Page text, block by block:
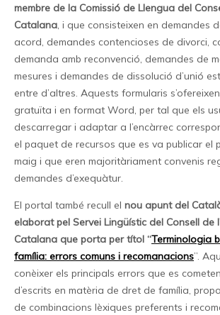
membre de la Comissió de Llengua del
Catalana, i que consisteixen en demandes
acord, demandes contencioses de divorci,
demanda amb reconvenció, demandes de
mesures i demandes de dissolució d’unió
entre d’altres. Aquests formularis
gratuïta i en format Word, per tal que els
descarregar i adaptar a l’encàrrec
el paquet de recursos que es va publicar el
maig i que eren majoritàriament convenis
demandes d’exequàtur.
El portal també recull el nou apunt del
elaborat pel Servei Lingüístic del Consell de
Catalana que porta per títol “Terminologia
família: errors comuns i recomanacions”.
conèixer els principals errors que es
d’escrits en matèria de dret de família,
de combinacions lèxiques preferents i